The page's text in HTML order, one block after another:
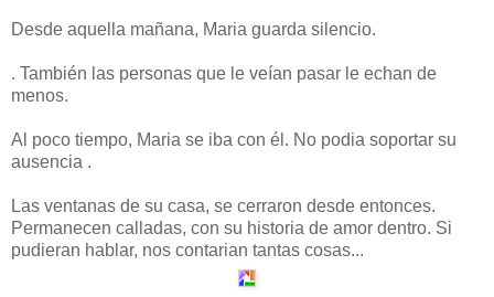
Desde aquella mañana, Maria guarda silencio.
. También las personas que le veían pasar le echan de
menos.
Al poco tiempo, Maria se iba con él. No podia soportar su
ausencia .
Las ventanas de su casa, se cerraron desde entonces.
Permanecen calladas, con su historia de amor dentro. Si
pudieran hablar, nos contarian tantas cosas...